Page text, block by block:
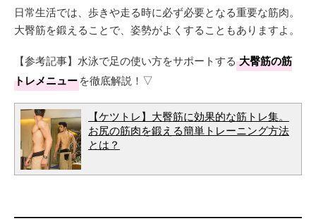
日常生活では、歩きや走る時に必ず必要となる重要な筋肉。
大臀筋を鍛えることで、姿勢がよくすることもありますよ。
【参考記事】水泳で足の使い方をサポートする 大臀筋の筋
トレメニューを徹底解説！▽
【ケツトレ】大臀筋に効果的な筋トレ集。
お尻の筋肉を鍛える簡単トレーニング方法
とは？